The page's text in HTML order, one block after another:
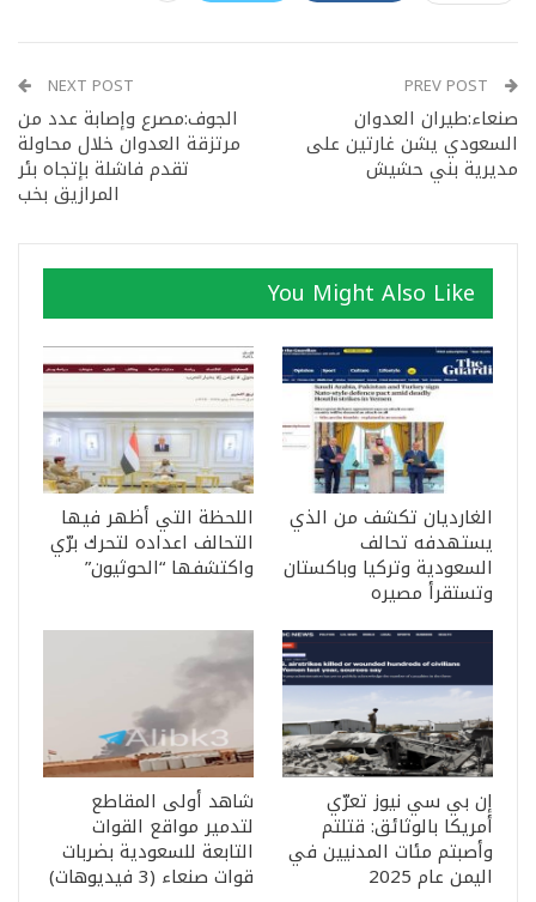
صنعاء:طيران العدوان
السعودي يشن غارتين على
مديرية بني حشيش
NEXT POST
الجوف:مصرع وإصابة عدد من
مرتزقة العدوان خلال محاولة
تقدم فاشلة بإتجاه بئر
المرازيق بخب
You Might Also Like
الغارديان تكشف من الذي
يستهدفه تحالف
السعودية وتركيا وباكستان
وتستقرأ مصيره
اللحظة التي أظهر فيها
التحالف اعداده لتحرك برّي
واكتشفها “الحوثيون”
إن بي سي نيوز تعرّي
أمريكا بالوثائق: قتلتم
وأصبتم مئات المدنيين في
اليمن عام 2025
شاهد أولى المقاطع
لتدمير مواقع القوات
التابعة للسعودية بضربات
قوات صنعاء (3 فيديوهات)